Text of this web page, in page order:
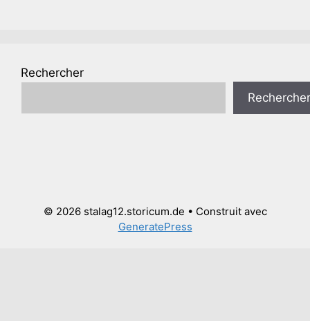
Rechercher
Rechercher
© 2026 stalag12.storicum.de • Construit avec
GeneratePress